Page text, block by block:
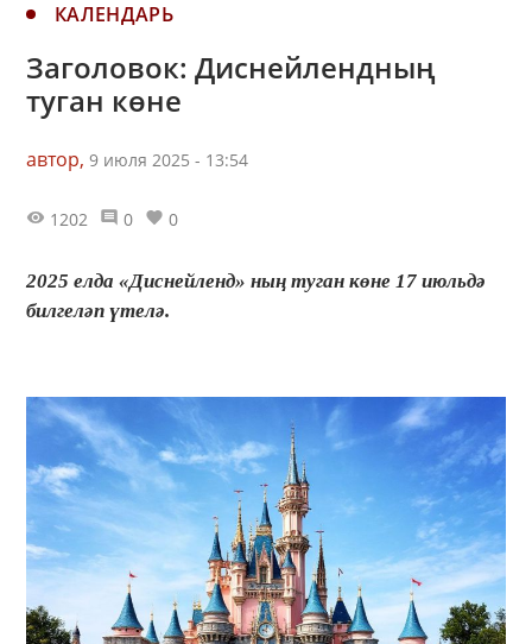
КАЛЕНДАРЬ
Заголовок: Диснейлендның
туган көне
автор, 9 июля 2025 - 13:54
1202 0 0
2025 елда «Диснейленд» ның туган көне 17 июльдә
билгеләп үтелә.